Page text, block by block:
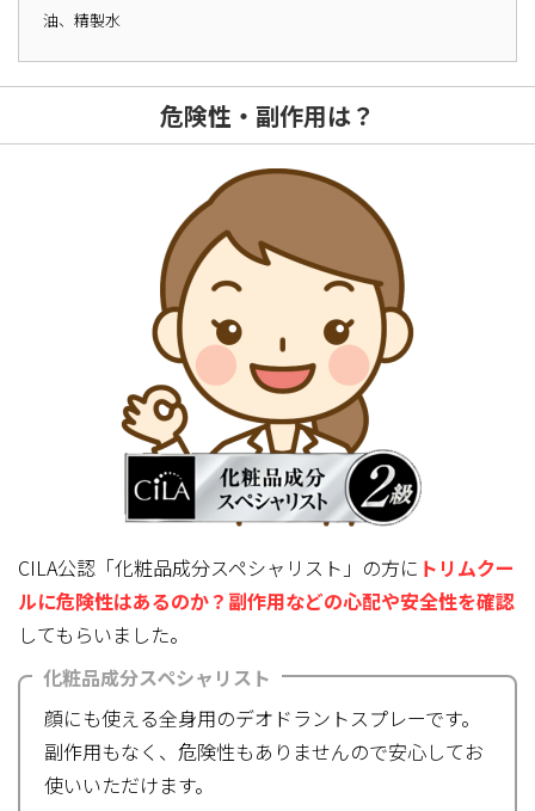
油、精製水
危険性・副作用は？
CILA公認「化粧品成分スペシャリスト」の方に トリムクー
ルに危険性はあるのか？副作用などの心配や安全性を確認
してもらいました。
化粧品成分スペシャリスト
顔にも使える全身用のデオドラントスプレーです。
副作用もなく、危険性もありませんので安心してお
使いいただけます。